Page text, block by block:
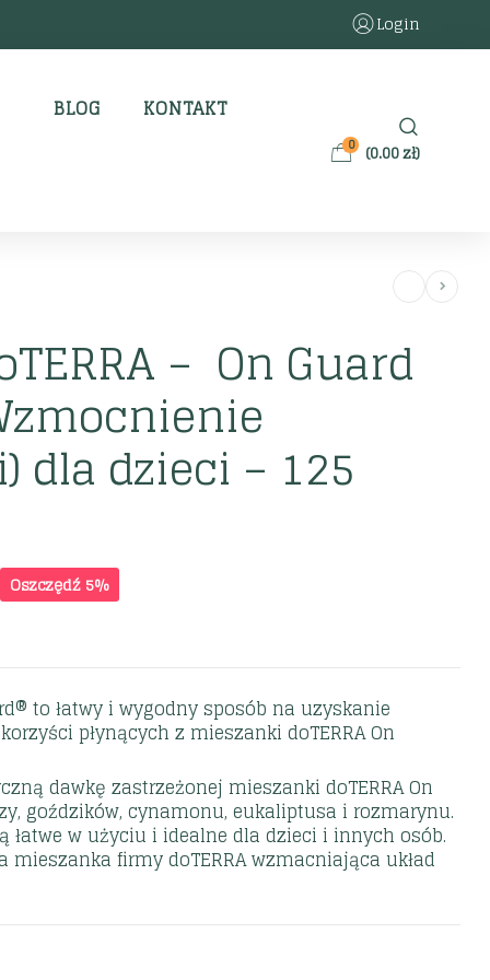
Login
BLOG KONTAKT
0 (0.00zł)
– On Guard
dla dzieci – 125
Oszczędź 5%
to łatwy i wygodny sposób na uzyskanie
płynących z mieszanki doTERRA On
dawkę zastrzeżonej mieszanki doTERRA On
goździków, cynamonu, eukaliptusa i rozmarynu.
łatwe w użyciu i idealne dla dzieci i innych osób.
mieszanka firmy doTERRA wzmacniająca układ